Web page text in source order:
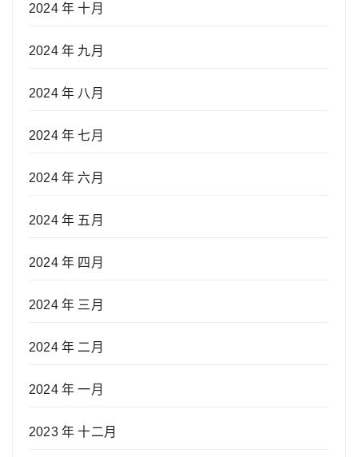
2024 年 十月
2024 年 九月
2024 年 八月
2024 年 七月
2024 年 六月
2024 年 五月
2024 年 四月
2024 年 三月
2024 年 二月
2024 年 一月
2023 年 十二月